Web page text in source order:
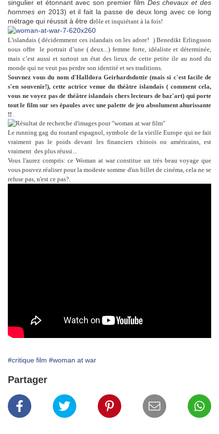
singulier et étonnant avec son premier film Des chevaux et des
hommes en 2013) et il fait la passe de deux long avec ce long
métrage qui réussit à être drôle et inquiétant à la fois!
L'islandais ( décidemment ces islandais on les adore! ) Benedikt Erlingsson
nous offre le portrait d’une ( deux...) femme forte, idéaliste et déterminée,
mais c’est aussi et surtout un état des lieux de cette petite ile au nord du
monde qui ne veut pas perdre son identité et ses traditions.
Souvnez vous du nom d'Halldora Geirhardsdottir (mais si c'est facile de
s'en souvenir!), cette actrice venue du théâtre islandais ( comment cela,
vous ne voyez pas de théâtre islandais chers lecteurs de baz'art) qui porte
tout le film sur ses épaules avec une palette de jeu absolument ahurissante
!! .
Le running gag du routard espagnol, symbole de la vieille Europe qui ne fait
vraiment pas le poids devant les financiers chinois ou américains, est
vraiment des plus réussi...
Vous l'aurez compris: ce Woman at war constitue un très beau voyage que
vous pouvez réaliser pour la modeste somme d'un billet de cinéma, cela ne se
refuse pas, n'est ce pas?.
#critique film #woman at war
Partager